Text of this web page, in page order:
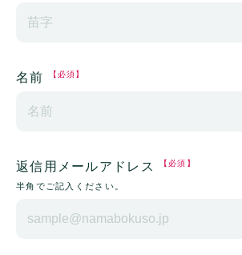
名前 【必須】
返信用メールアドレス 【必須】
半角でご記入ください。